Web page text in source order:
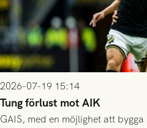
2026-07-19 15:14
Tung förlust mot AIK
GAIS, med en möjlighet att